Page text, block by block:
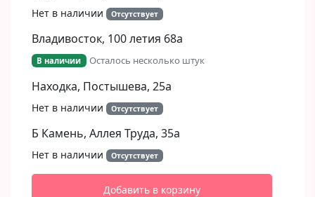
Нет в наличии Отсутствует
Владивосток, 100 летия 68а
В наличии Осталось несколько штук
Находка, Постышева, 25а
Нет в наличии Отсутствует
Б Камень, Аллея Труда, 35а
Нет в наличии Отсутствует
Добавить в корзину